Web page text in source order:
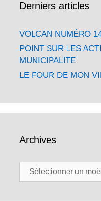
Derniers articles
VOLCAN NUMÉRO
POINT SUR LES
MUNICIPALITE
LE FOUR DE MON
Archives
Archives